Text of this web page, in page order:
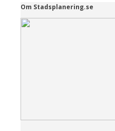
Om Stadsplanering.se